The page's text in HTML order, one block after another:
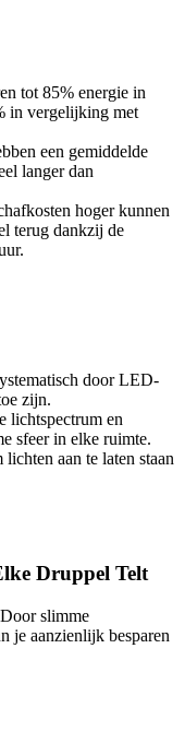
tot 85% energie in
in vergelijking met
een gemiddelde
langer dan
hoger kunnen
terug dankzij de
door LED-
zijn.
lichtspectrum en
sfeer in elke ruimte.
aan te laten staan
Druppel Telt
slimme
je aanzienlijk besparen